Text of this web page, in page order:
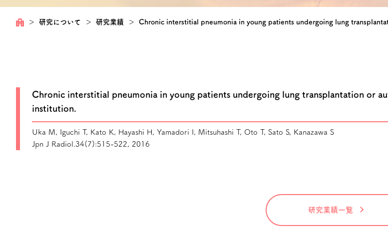
＞ 研究について ＞ 研究業績 ＞ Chronic interstitial pneumonia in young patients undergoing lung
Chronic interstitial pneumonia in young patients undergoing lung transplantation or
institution.
Uka M, Iguchi T, Kato K, Hayashi H, Yamadori I, Mitsuhashi T, Oto T, Sato S, Kanazawa S
Jpn J Radiol.34(7):515-522, 2016
研究業績一覧